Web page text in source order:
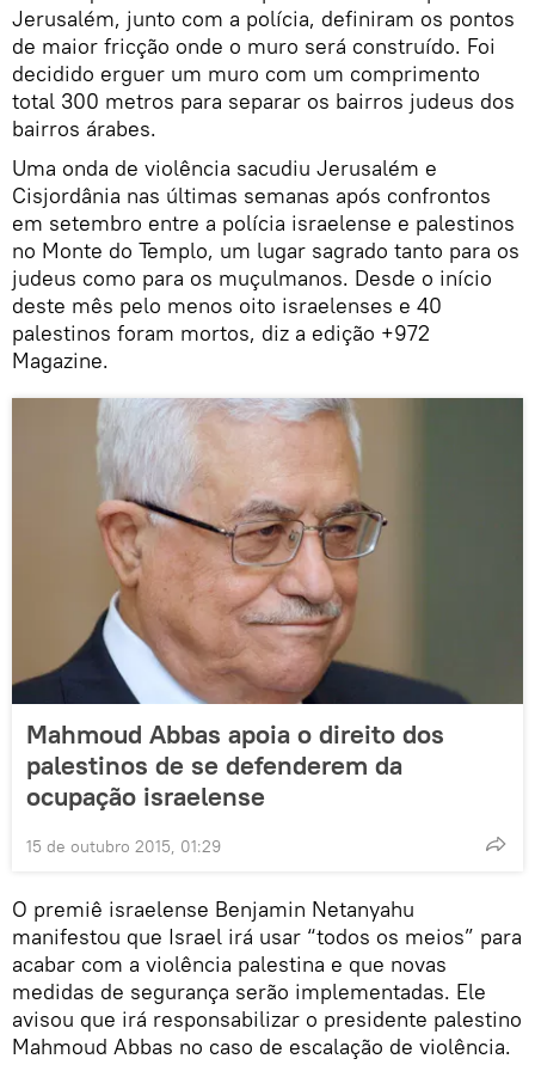
Jerusalém, junto com a polícia, definiram os pontos
de maior fricção onde o muro será construído. Foi
decidido erguer um muro com um comprimento
total 300 metros para separar os bairros judeus dos
bairros árabes.
Uma onda de violência sacudiu Jerusalém e
Cisjordânia nas últimas semanas após confrontos
em setembro entre a polícia israelense e palestinos
no Monte do Templo, um lugar sagrado tanto para os
judeus como para os muçulmanos. Desde o início
deste mês pelo menos oito israelenses e 40
palestinos foram mortos, diz a edição +972
Magazine.
Mahmoud Abbas apoia o direito dos
palestinos de se defenderem da
ocupação israelense
15 de outubro 2015, 01:29
O premiê israelense Benjamin Netanyahu
manifestou que Israel irá usar “todos os meios” para
acabar com a violência palestina e que novas
medidas de segurança serão implementadas. Ele
avisou que irá responsabilizar o presidente palestino
Mahmoud Abbas no caso de escalação de violência.